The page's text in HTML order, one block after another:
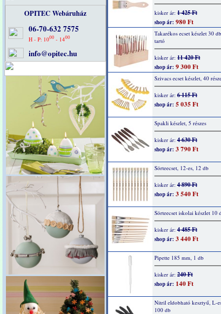
OPITEC Webáruház
06-70-632 7575
H - P: 1000- 1400
info@opitec.hu
kisker ár: 1 425 Ft
shop ár: 980 Ft
Takarékos ecset készlet 30
tartó
kisker ár: 11 420 Ft
shop ár: 9 300 Ft
Szivacs ecset készlet, 40
kisker ár: 6 115 Ft
shop ár: 5 035 Ft
Spakli készlet, 5 részes
kisker ár: 4 630 Ft
shop ár: 3 790 Ft
Sörteecset, 12-es, 12 db
kisker ár: 4 890 Ft
shop ár: 3 540 Ft
Sörteecset iskolai készlet 10
kisker ár: 4 485 Ft
shop ár: 3 440 Ft
Pipette 185 mm, 1 db
kisker ár: 240 Ft
shop ár: 140 Ft
Nitril eldobható kesztyű, L-
100 db